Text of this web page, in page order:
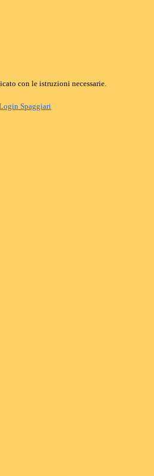
con le istruzioni necessarie.
Spaggiari